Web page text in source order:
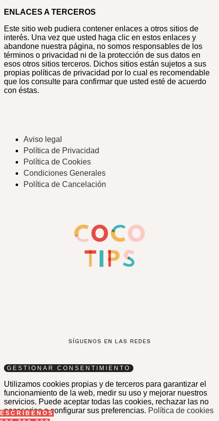
ESCRÍBENOS
ENLACES A TERCEROS
Este sitio web pudiera contener enlaces a otros sitios de
interés. Una vez que usted haga clic en estos enlaces y
abandone nuestra página, no somos responsables de los
términos o privacidad ni de la protección de sus datos en
esos otros sitios terceros. Dichos sitios están sujetos a sus
propias políticas de privacidad por lo cual es recomendable
que los consulte para confirmar que usted esté de acuerdo
con éstas.
Aviso legal
Política de Privacidad
Política de Cookies
Condiciones Generales
Política de Cancelación
SÍGUENOS EN LAS REDES
GESTIONAR CONSENTIMIENTO
Utilizamos cookies propias y de terceros para garantizar el
funcionamiento de la web, medir su uso y mejorar nuestros
servicios. Puede aceptar todas las cookies, rechazar las no
necesarias o configurar sus preferencias. Política de cookies